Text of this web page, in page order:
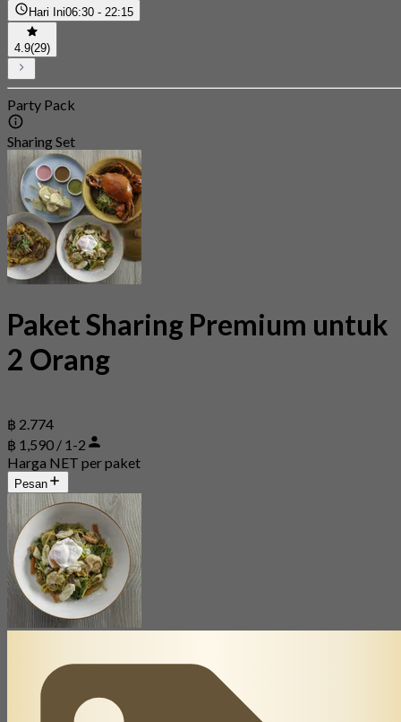
Hari Ini06:30 - 22:15
4.9(29)
Party Pack
Sharing Set
Paket Sharing Premium untuk
2 Orang
฿ 2.774
฿ 1,590 / 1-2
Harga NET per paket
Pesan